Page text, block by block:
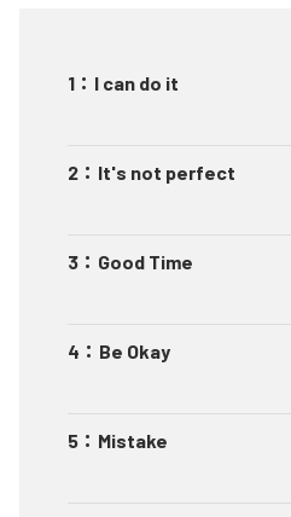
1 ： I can do it
2 ： It's not perfect
3 ： Good Time
4 ： Be Okay
5 ： Mistake